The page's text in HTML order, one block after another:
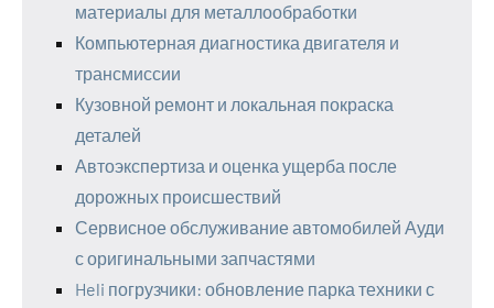
материалы для металлообработки
Компьютерная диагностика двигателя и
трансмиссии
Кузовной ремонт и локальная покраска
деталей
Автоэкспертиза и оценка ущерба после
дорожных происшествий
Сервисное обслуживание автомобилей Ауди
с оригинальными запчастями
Heli погрузчики: обновление парка техники с